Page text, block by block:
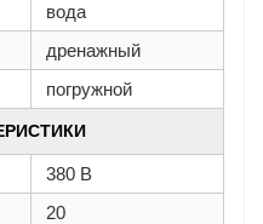
вода
дренажный
погружной
380 В
20